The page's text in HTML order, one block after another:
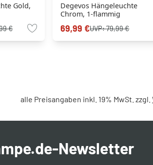
Gold,
€
Degevos Hängeleuchte
Chrom, 1-flammig
69,99 €UVP:79,99 €
alle Preisangaben inkl. 19% MwSt. zzgl.
Newsletter